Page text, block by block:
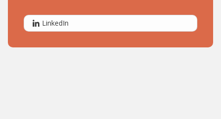
LinkedIn